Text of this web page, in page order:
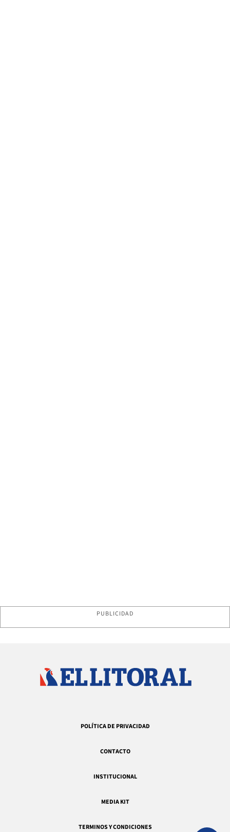
PUBLICIDAD
POLÍTICA DE PRIVACIDAD
CONTACTO
INSTITUCIONAL
MEDIA KIT
TERMINOS Y CONDICIONES